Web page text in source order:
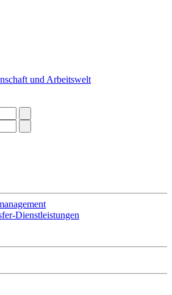
und Arbeitswelt
Dienstleistungen